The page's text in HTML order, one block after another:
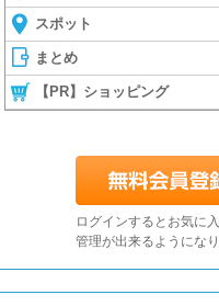
スポット
まとめ
【PR】ショッピング
ログインするとお気に
管理が出来るようにな